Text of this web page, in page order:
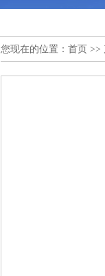
您现在的位置： 首页 >>